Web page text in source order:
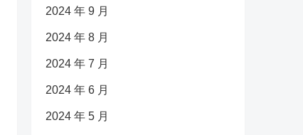
2024 年 9 月
2024 年 8 月
2024 年 7 月
2024 年 6 月
2024 年 5 月